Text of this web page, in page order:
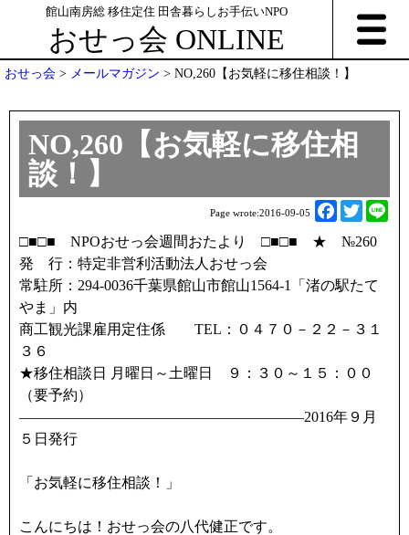
館山南房総 移住定住 田舎暮らしお手伝いNPO
おせっ会 ONLINE
おせっ会 > メールマガジン > NO,260【お気軽に移住相談！】
NO,260【お気軽に移住相
談！】
Page wrote:2016-09-05
F
e
b
T
□■□■ NPOおせっ会週間おたより □■□■ ★ №260
発 行：特定非営利活動法人おせっ会
常駐所：294-0036千葉県館山市館山1564-1「渚の駅たて
やま」内
商工観光課雇用定住係 TEL：０４７０－２２－３１
３６
★移住相談日 月曜日～土曜日 ９：３０～１５：００
（要予約）
———————————————————–2016年９月
５日発行
「お気軽に移住相談！」
こんにちは！おせっ会の八代健正です。